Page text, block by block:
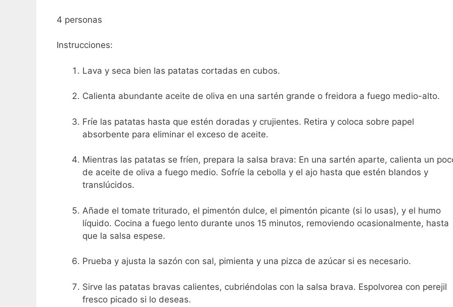
4 personas
Instrucciones:
Lava y seca bien las patatas cortadas en cubos.
Calienta abundante aceite de oliva en una sartén grande o freidora a fuego medio-alto.
Fríe las patatas hasta que estén doradas y crujientes. Retira y coloca sobre papel
absorbente para eliminar el exceso de aceite.
Mientras las patatas se fríen, prepara la salsa brava: En una sartén aparte, calienta un
de aceite de oliva a fuego medio. Sofríe la cebolla y el ajo hasta que estén blandos y
translúcidos.
Añade el tomate triturado, el pimentón dulce, el pimentón picante (si lo usas), y el humo
líquido. Cocina a fuego lento durante unos 15 minutos, removiendo ocasionalmente, hasta
que la salsa espese.
Prueba y ajusta la sazón con sal, pimienta y una pizca de azúcar si es necesario.
Sirve las patatas bravas calientes, cubriéndolas con la salsa brava. Espolvorea con perejil
fresco picado si lo deseas.